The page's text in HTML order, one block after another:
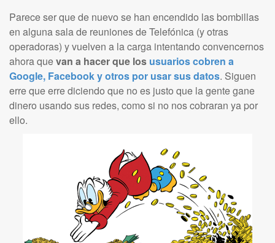
Parece ser que de nuevo se han encendido las bombillas
en alguna sala de reuniones de Telefónica (y otras
operadoras) y vuelven a la carga intentando convencernos
ahora quevan a hacer que los usuarios cobren a
Google, Facebook y otros por usar sus datos. Siguen
erre que erre diciendo que no es justo que la gente gane
dinero usando sus redes, como si no nos cobraran ya por
ello.